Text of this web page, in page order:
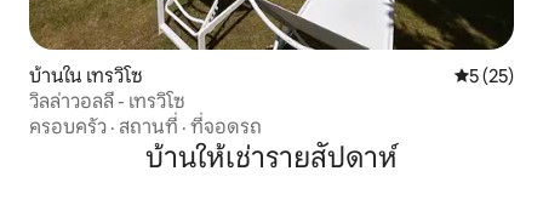
บ้านใน เทรวิโซ คะแนนเฉลี่
5 (25)
วิลล่าวอลลี - เทรวิโซ
ครอบครัว · สถานที่ · ที่จอดรถ
บ้านให้เช่ารายสัปดาห์